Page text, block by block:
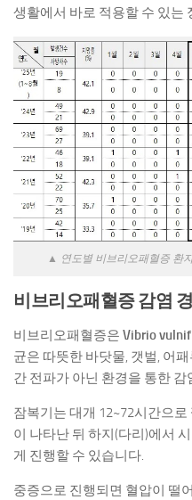
생활에서 바로 적용할 수 있는
▲ 연도별 비브리오패혈증 환
비브리오패혈증 감염
비브리오패혈증은 Vibrio
균은 따뜻한 바닷물, 갯벌, 어
간 전파가 아닌 환경을 통한 감
잠복기는 대개 12~72시간으로
이 나타난 뒤 하지(다리)에서
게 진행할 수 있습니다.
중증으로 진행되면 혈압이 떨